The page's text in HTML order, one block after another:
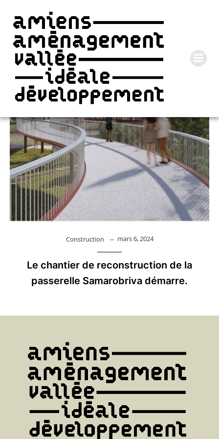
Construction mars 6, 2024
Le chantier de reconstruction de la
passerelle Samarobriva démarre.